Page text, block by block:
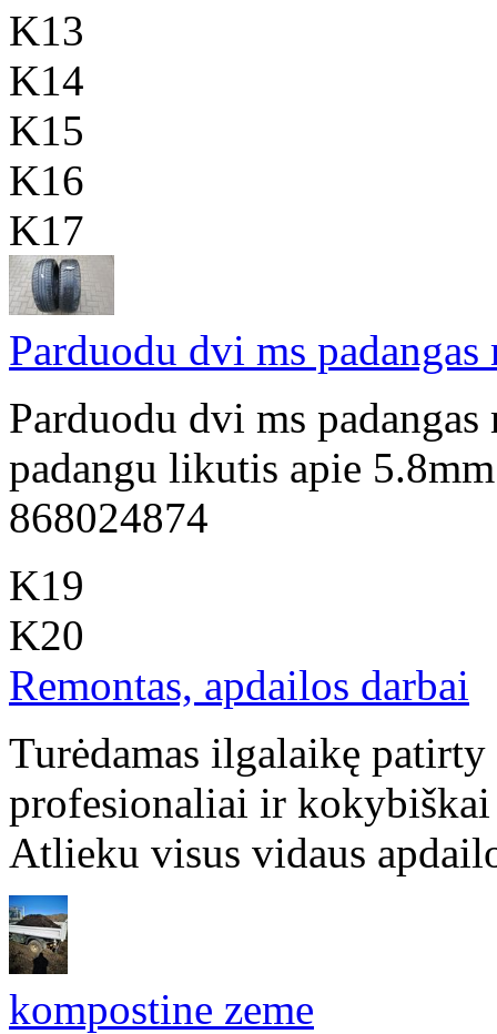
K13
K14
K15
K16
K17
Parduodu dvi ms
Parduodu dvi ms
padangu likutis apie
868024874
K19
K20
Remontas, apdailos darbai
Turėdamas ilgalaikę
profesionaliai ir
Atlieku visus vidaus
kompostine zeme